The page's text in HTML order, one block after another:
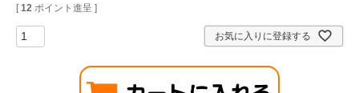
[ 12 ポイント進呈 ]
お気に入りに登録する